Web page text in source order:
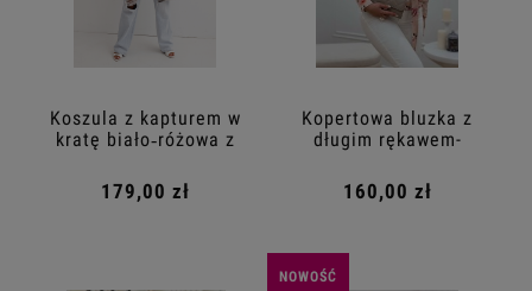
Koszula z kapturem w
kratę biało‑różowa z
179,00 zł
Kopertowa bluzka z
długim rękawem-
160,00 zł
NOWOŚĆ